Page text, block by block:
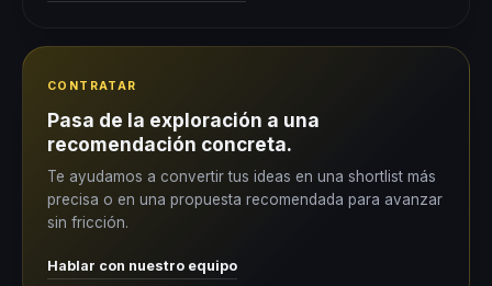
CONTRATAR
Pasa de la exploración a una
recomendación concreta.
Te ayudamos a convertir tus ideas en una shortlist más
precisa o en una propuesta recomendada para avanzar
sin fricción.
Hablar con nuestro equipo